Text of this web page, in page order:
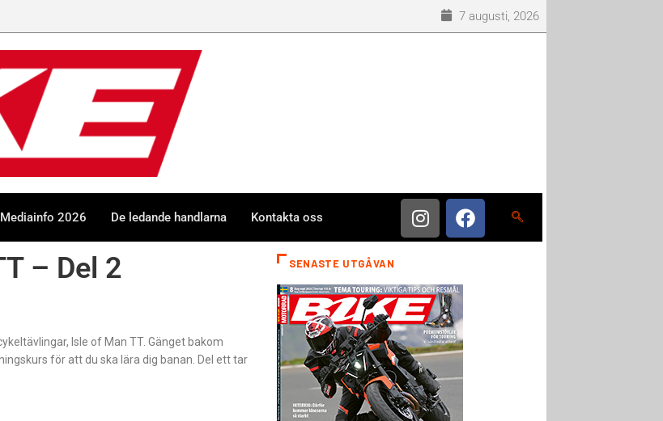
7 augusti, 2026
Mediainfo 2026 De ledande handlarna Kontakta oss
– Del 2
Isle of Man TT. Gänget bakom
för att du ska lära dig banan. Del ett tar
SENASTE UTGÅVAN